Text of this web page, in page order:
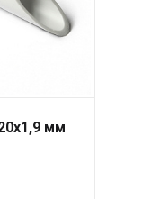
мм